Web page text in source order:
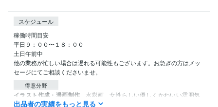
スケジュール
稼働時間目安
平日９：００〜１８：００
土日午前中
他の業務が忙しい場合は遅れる可能性もございます。お急ぎの方はメッ
セージにてご相談くださいませ。
得意分野
イラスト作成・漫画制作 水彩画、女性らしい優しくかわいい雰囲気
水彩 大人かわいい
出品者の実績をもっと見る